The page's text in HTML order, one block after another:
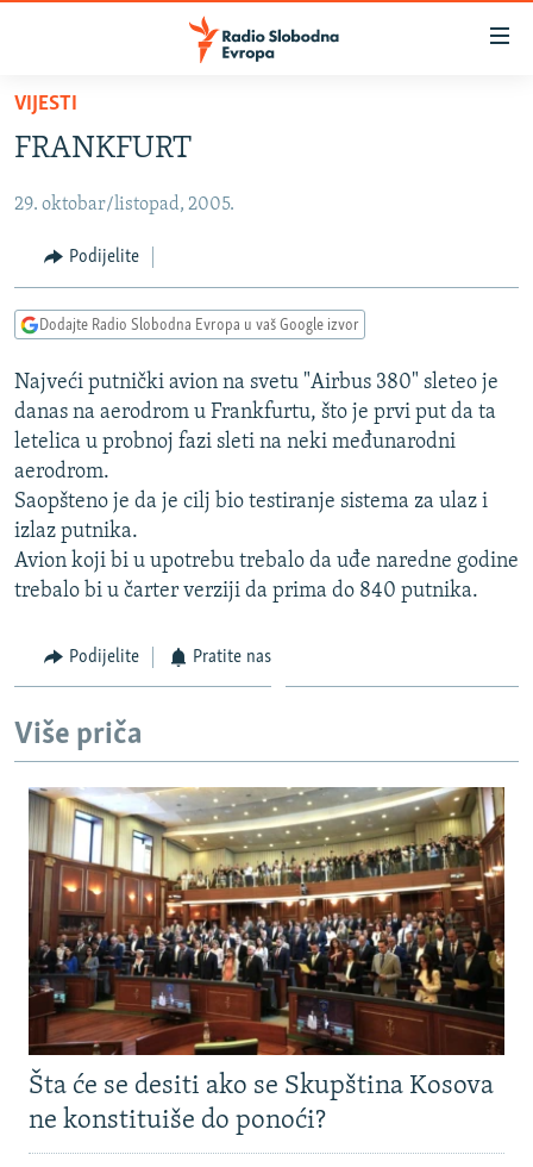
Pređite
glavni
Pređite
Pređite
pretragu
SRBIJA
KOSOVO
VIZUELNO
VIDEO
FOTOGALERIJE
INFOGRAFIKE
PODCASTI
RAT U UKRAJINI
KINA NA BALKANU
RSE PRIČE IZ SVIJETA
ISPRIČAJ MI
DNEVNO@RSE
SPECIJALI RSE
VIŠE OD NASLOVA
GENOCID U SREBRENICI
TV LIBERTY
POST SCRIPTUM
MOJA EVROPA
TRI DECENIJE OD RATA U BIH
SVE KARTE DEJTONA
NASTANAK I RASPAD JUGOSLAVIJE
Sve RFE/RL stranice
VIJESTI
FRANKFURT
29. oktobar/listopad, 2005.
Podijelite
Dodajte Radio Slobodna Evropa u vaš Google izvor
Najveći putnički avion na svetu "Airbus 380" sleteo je
danas na aerodrom u Frankfurtu, što je prvi put da ta
letelica u probnoj fazi sleti na neki međunarodni
aerodrom.
Saopšteno je da je cilj bio testiranje sistema za ulaz i
izlaz putnika.
Avion koji bi u upotrebu trebalo da uđe naredne godine
trebalo bi u čarter verziji da prima do 840 putnika.
Podijelite Pratite nas
Više priča
Šta će se desiti ako se Skupština Kosova
ne konstituiše do ponoći?